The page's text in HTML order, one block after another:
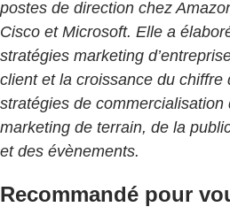
postes de direction chez
Cisco et Microsoft. Elle a
stratégies marketing
client et la croissance du chiffre
stratégies de
marketing de terrain, de la
et des évènements.
Recommandé pour